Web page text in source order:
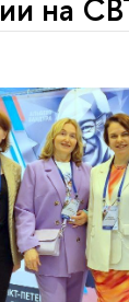
на